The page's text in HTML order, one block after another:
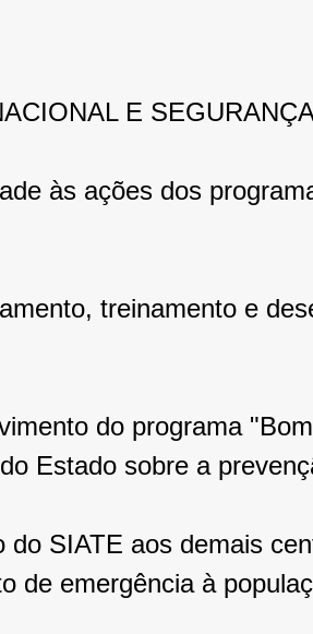
E
às ações dos
treinamento e
do programa
Estado sobre a
do SIATE aos demais
de emergência à